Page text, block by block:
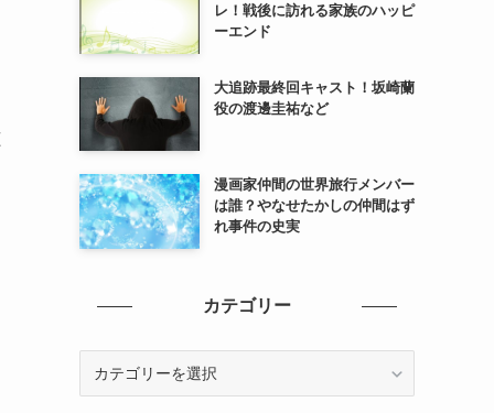
レ！戦後に訪れる家族のハッピ
ーエンド
大追跡最終回キャスト！坂崎蘭
役の渡邊圭祐など
漫画家仲間の世界旅行メンバー
は誰？やなせたかしの仲間はず
れ事件の史実
カテゴリー